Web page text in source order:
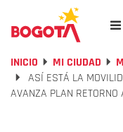
INICIO MI CIUDAD
ASÍ ESTÁ LA
AVANZA PLAN RETORNO